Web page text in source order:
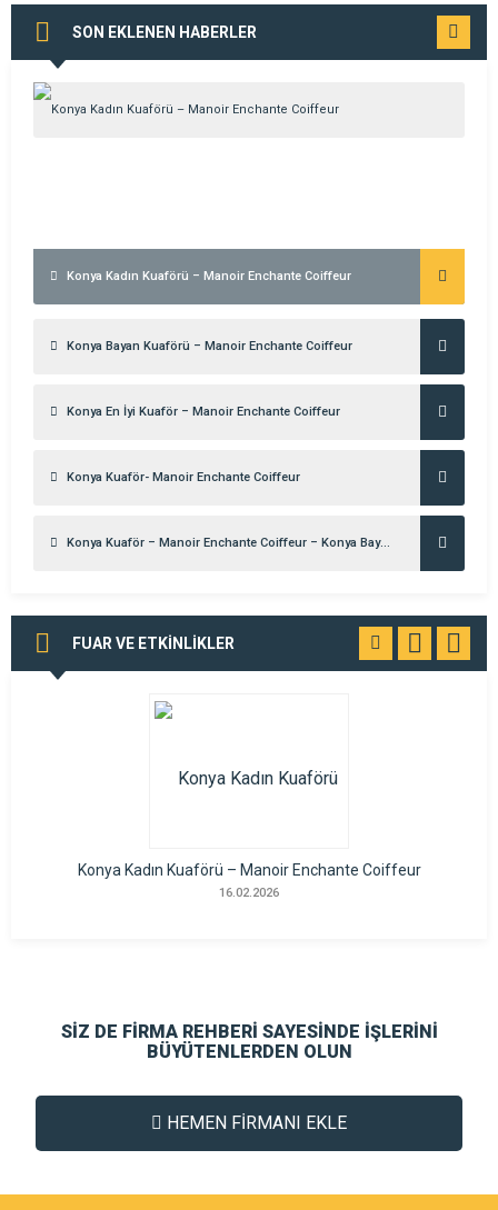
SON EKLENEN HABERLER
GÖR
Konya Kadın Kuaförü – Manoir Enchante Coiffeur
Konya Bayan Kuaförü – Manoir Enchante Coiffeur
Konya En İyi Kuaför – Manoir Enchante Coiffeur
Konya Kuaför- Manoir Enchante Coiffeur
Konya Kuaför – Manoir Enchante Coiffeur – Konya Bayan Kuaförü & Güzellik Salonu – Kadın Kuaförü -Meram Kuaför – Bayan Kuaförü – Konya Kuaför
FUAR VE ETKİNLİKLER
GÖR
Konya Kadın Kuaförü – Manoir Enchante Coiffeur
16.02.2026
SİZ DE FİRMA REHBERİ SAYESİNDE İŞLERİNİ
BÜYÜTENLERDEN OLUN
HEMEN FİRMANI EKLE